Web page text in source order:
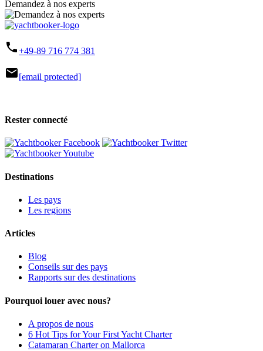
Demandez à nos experts
phone+49-89 716 774 381
mail[email protected]
Rester connecté
Destinations
Les pays
Les regions
Articles
Blog
Conseils sur des pays
Rapports sur des destinations
Pourquoi louer avec nous?
A propos de nous
6 Hot Tips for Your First Yacht Charter
Catamaran Charter on Mallorca